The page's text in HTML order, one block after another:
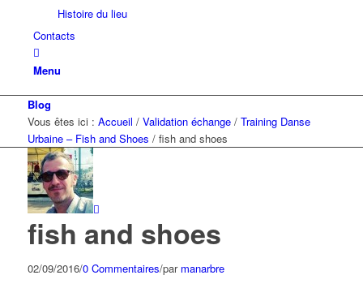
Histoire du lieu
Contacts
Menu
Blog
Vous êtes ici : Accueil / Validation échange / Training Danse
Urbaine – Fish and Shoes / fish and shoes
fish and shoes
02/09/2016/0 Commentaires/par manarbre